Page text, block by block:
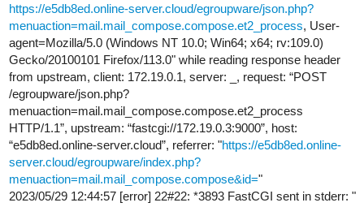
https://e5db8ed.online-server.cloud/egroupware/json.php?
menuaction=mail.mail_compose.compose.et2_process, User-
agent=Mozilla/5.0 (Windows NT 10.0; Win64; x64; rv:109.0)
Gecko/20100101 Firefox/113.0" while reading response header
from upstream, client: 172.19.0.1, server: _, request: “POST
/egroupware/json.php?
menuaction=mail.mail_compose.compose.et2_process
HTTP/1.1”, upstream: “fastcgi://172.19.0.3:9000”, host:
“e5db8ed.online-server.cloud”, referrer: "https://e5db8ed.online-
server.cloud/egroupware/index.php?
menuaction=mail.mail_compose.compose&id="
2023/05/29 12:44:57 [error] 22#22: *3893 FastCGI sent in stderr: "